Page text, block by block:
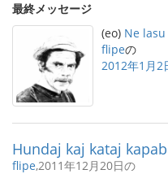
最終メッセージ
(eo) Ne
flipeの
2012年1月2
Hundaj kaj kataj
flipe,2011年12月20日の